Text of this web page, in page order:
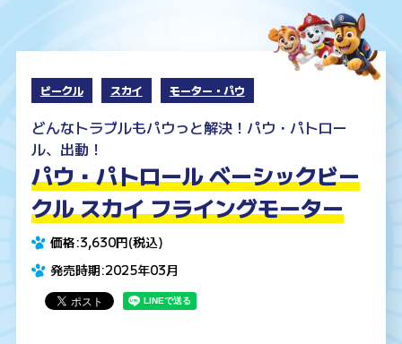
ビークル スカイ モーター・パウ
どんなトラブルもパウっと解決！パウ・パトロー
ル、出動！
パウ・パトロール ベーシックビー
クル スカイ フライングモーター
価格:3,630円(税込)
発売時期:2025年03月